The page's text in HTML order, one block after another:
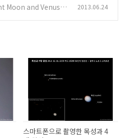
Moon and Venus) 2013.06.24
스마트폰으로 촬영한 목성과 4